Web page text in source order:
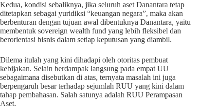
Kedua, kondisi sebaliknya, jika seluruh aset Danantara tetap
ditetapkan sebagai yuridiksi “keuangan negara”, maka akan
berbenturan dengan tujuan awal dibentuknya Danantara, yaitu
membentuk sovereign wealth fund yang lebih fleksibel dan
berorientasi bisnis dalam setiap keputusan yang diambil.
Dilema itulah yang kini dihadapi oleh otoritas pembuat
kebijakan. Selain berdampak langsung pada empat UU
sebagaimana disebutkan di atas, ternyata masalah ini juga
berpengaruh besar terhadap sejumlah RUU yang kini dalam
tahap pembahasan. Salah satunya adalah RUU Perampasan
Aset.